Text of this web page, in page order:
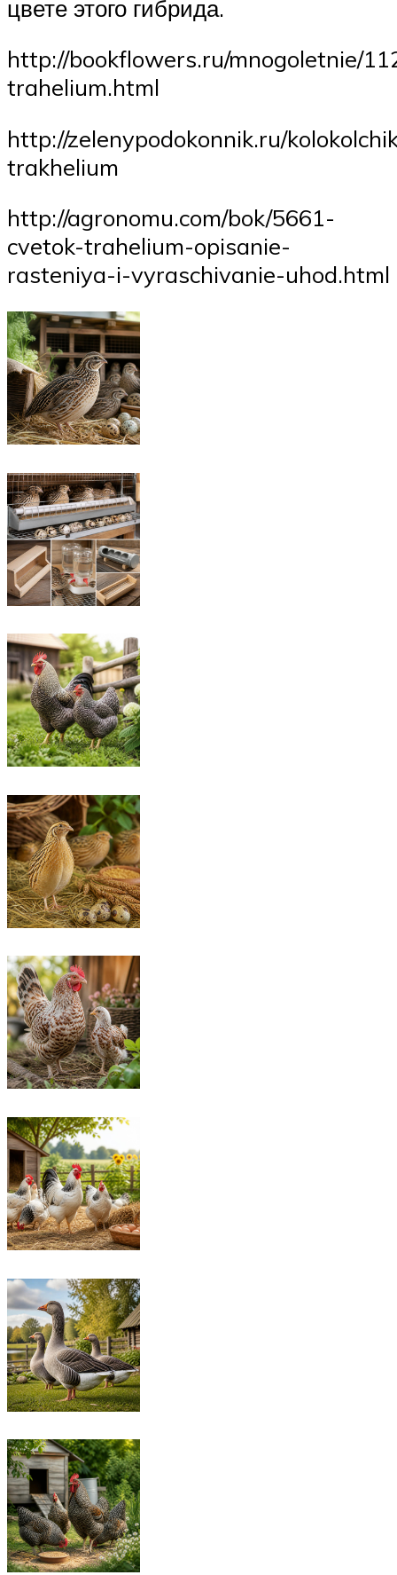
цвете этого гибрида.
http://bookflowers.ru/mnogoletnie/
trahelium.html
http://zelenypodokonnik.ru/
trakhelium
http://agronomu.com/bok/5661-
cvetok-trahelium-opisanie-
rasteniya-i-vyraschivanie-uhod.html